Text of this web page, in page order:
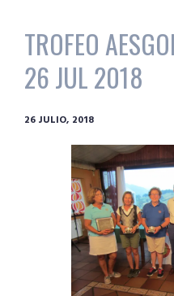
TROFEO
26 JUL 2018
26 JULIO, 2018